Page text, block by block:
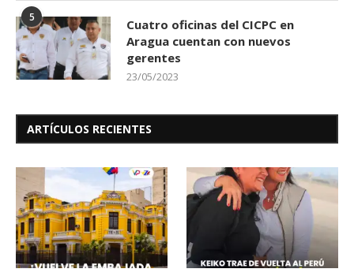
5
Cuatro oficinas del CICPC en
Aragua cuentan con nuevos
gerentes
23/05/2023
ARTÍCULOS RECIENTES